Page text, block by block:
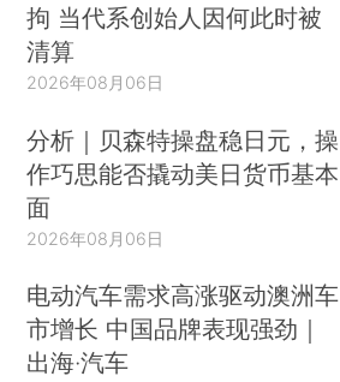
拘 当代系创始人因何此时被
清算
2026年08月06日
分析｜贝森特操盘稳日元，操
作巧思能否撬动美日货币基本
面
2026年08月06日
电动汽车需求高涨驱动澳洲车
市增长 中国品牌表现强劲｜
出海·汽车